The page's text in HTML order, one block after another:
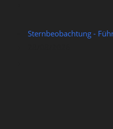
Sternbeobachtung -